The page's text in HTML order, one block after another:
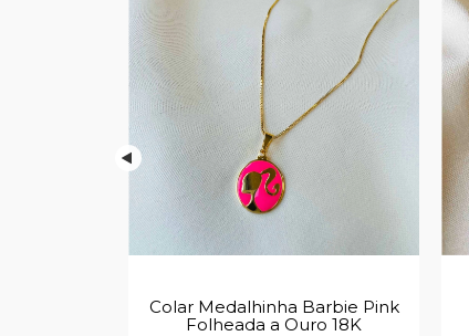
Colar Medalhinha Barbie Pink
Folheada a Ouro 18K